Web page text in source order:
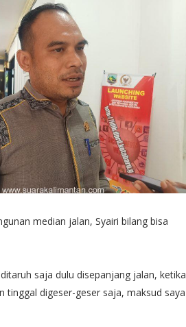
median jalan, Syairi bilang bisa
saja dulu disepanjang jalan, ketika
tinggal digeser-geser saja, maksud saya